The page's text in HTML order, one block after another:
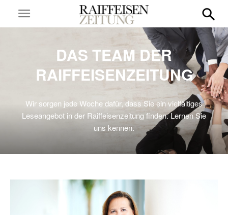
DAS TEAM DER
RAIFFEISENZEITUNG
Wir sorgen jede Woche dafür, dass Sie ein vielfältiges
Leseangebot in der Raiffeisenzeitung finden. Lernen Sie
uns kennen.